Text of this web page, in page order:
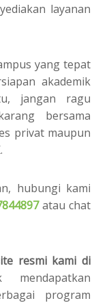
layanan
yang tepat
akademik
jangan ragu
bersama
privat maupun
hubungi kami
atau chat
resmi kami di
program